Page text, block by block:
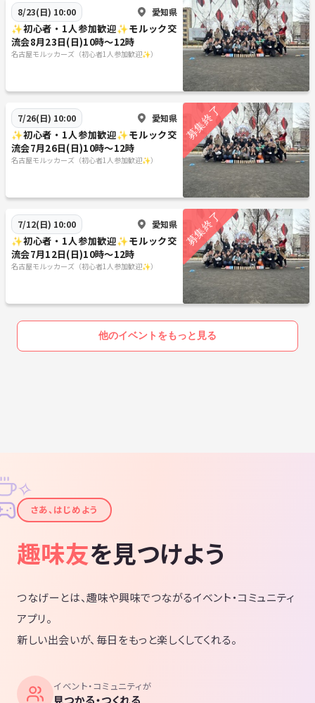
8/23(日) 10:00 愛知県
✨初心者・1人参加歓迎✨モルック交
流会8月23日(日)10時〜12時
名古屋モルッカーズ（初心者1人参加歓迎✨）
7/26(日) 10:00 愛知県
✨初心者・1人参加歓迎✨モルック交
流会7月26日(日)10時〜12時
名古屋モルッカーズ（初心者1人参加歓迎✨）
7/12(日) 10:00 愛知県
✨初心者・1人参加歓迎✨モルック交
流会7月12日(日)10時〜12時
名古屋モルッカーズ（初心者1人参加歓迎✨）
他のイベントをもっと見る
✦
✧
さあ、はじめよう
趣味友を見つけよう
つなげーとは、趣味や興味でつながるイベント・コミュニティ
アプリ。
新しい出会いが、毎日をもっと楽しくしてくれる。
イベント・コミュニティが
見つかる・つくれる